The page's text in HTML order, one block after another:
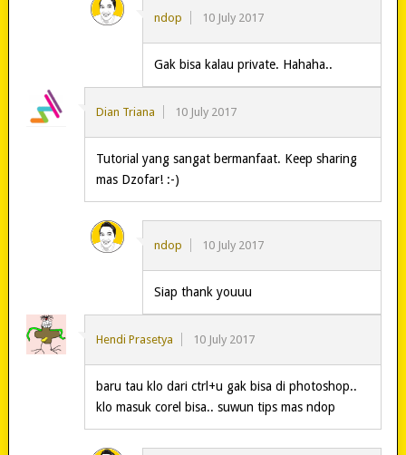
ndop 10 July 2017
Gak bisa kalau private. Hahaha..
Dian Triana 10 July 2017
Tutorial yang sangat bermanfaat. Keep sharing
mas Dzofar! :-)
ndop 10 July 2017
Siap thank youuu
Hendi Prasetya 10 July 2017
baru tau klo dari ctrl+u gak bisa di photoshop..
klo masuk corel bisa.. suwun tips mas ndop